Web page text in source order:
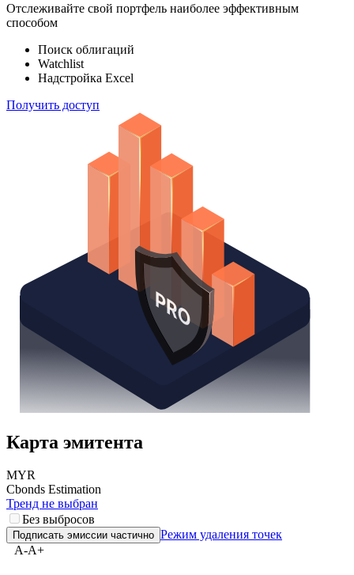
Отслеживайте свой портфель наиболее эффективным
способом
Поиск облигаций
Watchlist
Надстройка Excel
Получить доступ
Карта эмитента
MYR
Cbonds Estimation
Тренд не выбран
Без выбросов
Режим удаления точек